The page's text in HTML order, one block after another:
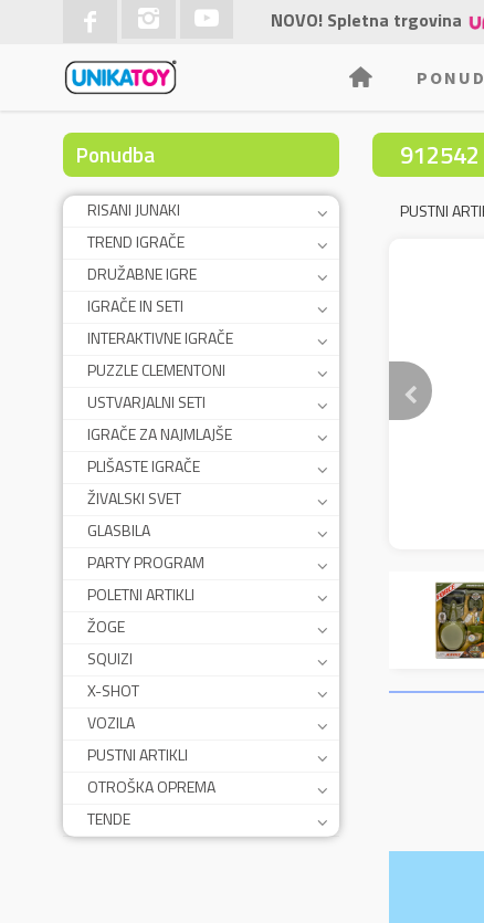
NOVO! Spletna trgovina
Ponudba
RISANI JUNAKI
TREND IGRAČE
DRUŽABNE IGRE
IGRAČE IN SETI
INTERAKTIVNE IGRAČE
PUZZLE CLEMENTONI
USTVARJALNI SETI
IGRAČE ZA NAJMLAJŠE
PLIŠASTE IGRAČE
ŽIVALSKI SVET
GLASBILA
PARTY PROGRAM
POLETNI ARTIKLI
ŽOGE
SQUIZI
X-SHOT
VOZILA
PUSTNI ARTIKLI
OTROŠKA OPREMA
TENDE
912542
PUSTNI